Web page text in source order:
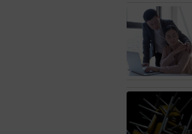
その時に支
「初日から
教えるとい
40歳でのス
です。それ